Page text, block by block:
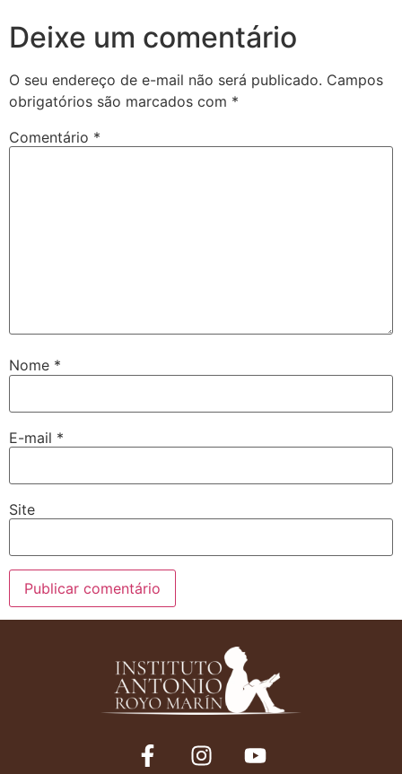
Deixe um comentário
O seu endereço de e-mail não será publicado. Campos
obrigatórios são marcados com *
Comentário *
Nome *
E-mail *
Site